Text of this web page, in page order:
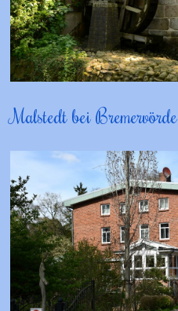
Malstedt bei Bremervörde